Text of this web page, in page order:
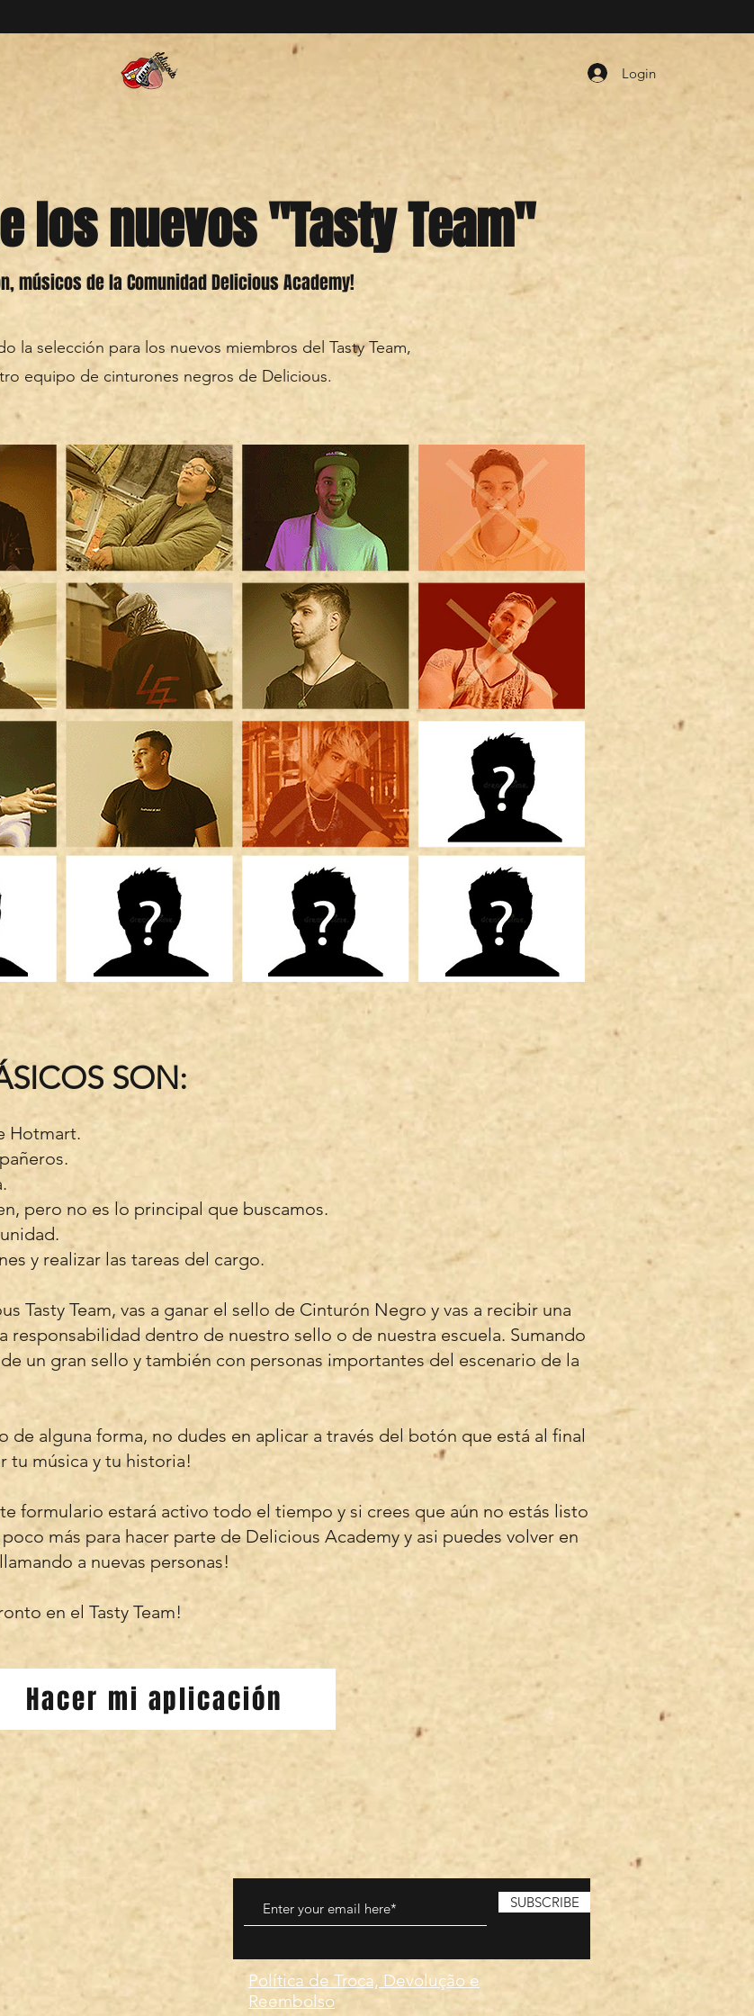
Login
los nuevos "Tasty Team"
músicos de la Comunidad Delicious Academy!
la selección para los nuevos miembros del Tasty Team,
equipo de cinturones negros de Delicious.
SON:
Hotmart.
pero no es lo principal que buscamos.
y realizar las tareas del cargo.
Tasty Team, vas a ganar el sello de Cinturón Negro y vas a recibir una
responsabilidad dentro de nuestro sello o de nuestra escuela. Sumando
un gran sello y también con personas importantes del escenario de la
de alguna forma, no dudes en aplicar a través del botón que está al final
tu música y tu historia!
formulario estará activo todo el tiempo y si crees que aún no estás listo
más para hacer parte de Delicious Academy y asi puedes volver en
a nuevas personas!
en el Tasty Team!
Hacer mi aplicación
SUBSCRIBE
Política de Troca, Devolução e
Reembolso